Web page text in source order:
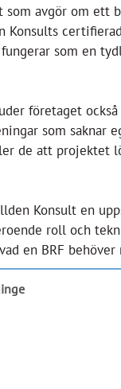
avgör om ett
Konsults
som en
företaget
som saknar
de att projektet
Konsult en
roll och
en BRF behöver